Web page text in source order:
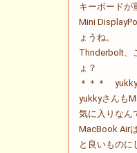
キーボードが
Mini
ょうね。
Thnderbolt、
ょ？
＊＊＊
yukkyさんも
気に入りなん
MacBook Air
と良いものに